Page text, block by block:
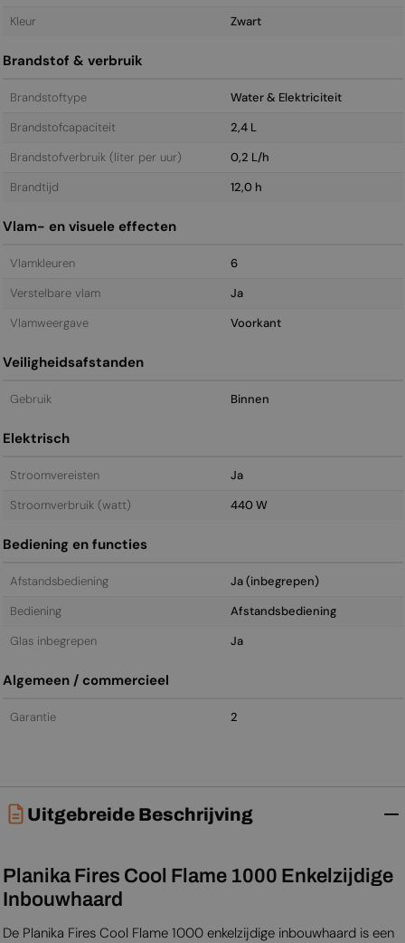
Kleur
Zwart
Brandstof & verbruik
Brandstoftype
Water & Elektriciteit
Brandstofcapaciteit
2,4 L
Brandstofverbruik (liter per uur)
0,2 L/h
Brandtijd
12,0 h
Vlam- en visuele effecten
Vlamkleuren
6
Verstelbare vlam
Ja
Vlamweergave
Voorkant
Veiligheidsafstanden
Gebruik Binnen
Elektrisch
Stroomvereisten
Ja
Stroomverbruik (watt)
440 W
Bediening en functies
Afstandsbediening
Ja (inbegrepen)
Bediening
Afstandsbediening
Glas inbegrepen
Ja
Algemeen / commercieel
Garantie 2
Uitgebreide Beschrijving
Planika Fires Cool Flame 1000 Enkelzijdige
Inbouwhaard
De Planika Fires Cool Flame 1000 enkelzijdige inbouwhaard is een